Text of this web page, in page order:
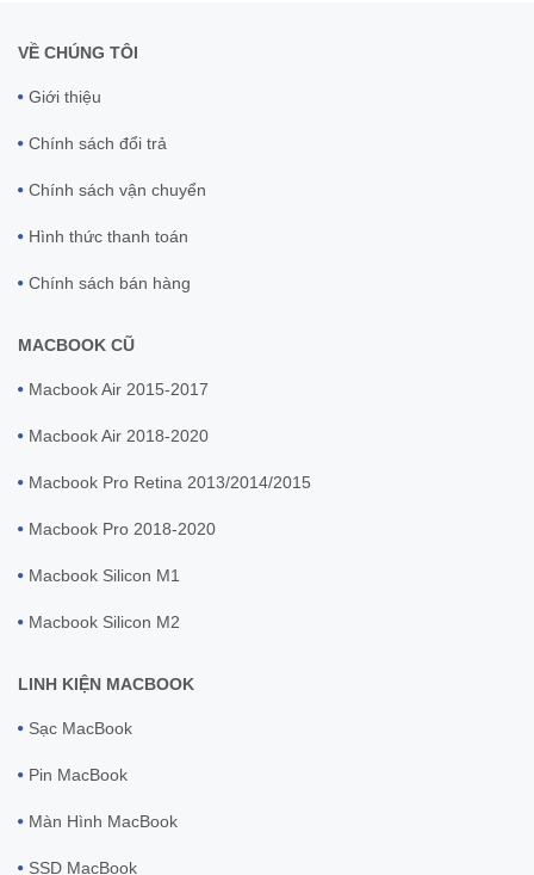
VỀ CHÚNG TÔI
Giới thiệu
Chính sách đổi trả
Chính sách vận chuyển
Hình thức thanh toán
Chính sách bán hàng
MACBOOK CŨ
Macbook Air 2015-2017
Macbook Air 2018-2020
Macbook Pro Retina 2013/2014/2015
Macbook Pro 2018-2020
Macbook Silicon M1
Macbook Silicon M2
LINH KIỆN MACBOOK
Sạc MacBook
Pin MacBook
Màn Hình MacBook
SSD MacBook